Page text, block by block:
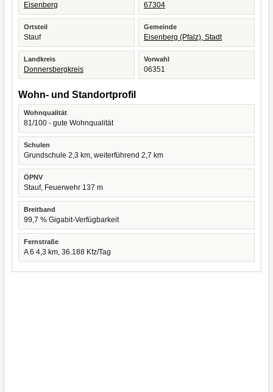
Eisenberg 67304
Ortsteil
Stauf
Gemeinde
Eisenberg (Pfalz), Stadt
Landkreis
Donnersbergkreis
Vorwahl
06351
Wohn- und Standortprofil
Wohnqualität
81/100 - gute Wohnqualität
Schulen
Grundschule 2,3 km, weiterführend 2,7 km
ÖPNV
Stauf, Feuerwehr 137 m
Breitband
99,7 % Gigabit-Verfügbarkeit
Fernstraße
A 6 4,3 km, 36.188 Kfz/Tag